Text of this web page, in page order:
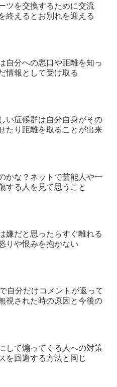
ツを交換するために交流
終えるとお別れを迎える
自分への悪口や距離を知っ
情報として受け取る
い症候群は自分自身がその
たり距離を取ることが出来
かな？ネットで芸能人や一
する人を見て思うこと
嫌だと思ったらすぐ離れる
りや恨みを抱かない
自分だけコメントが返って
視された時の原因と今後の
して煽ってくる人への対策
を回避する方法と同じ